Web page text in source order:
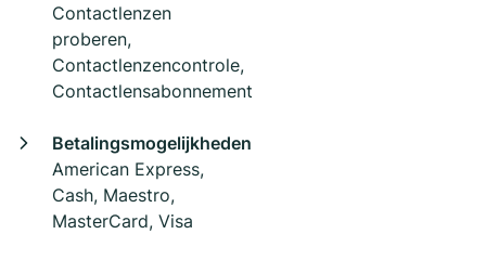
Contactlenzen
proberen,
Contactlenzencontrole,
Contactlensabonnement
Betalingsmogelijkheden
American Express,
Cash, Maestro,
MasterCard, Visa